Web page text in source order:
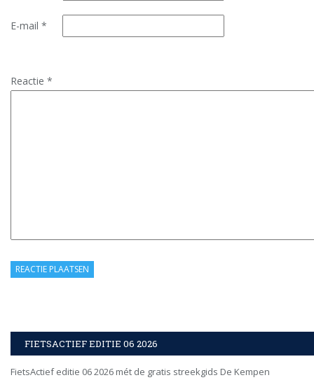
E-mail *
Reactie *
FIETSACTIEF EDITIE 06 2026
FietsActief editie 06 2026 mét de gratis streekgids De Kempen